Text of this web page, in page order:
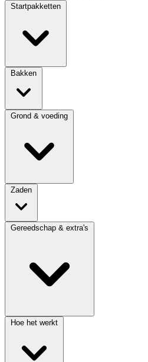
Startpakketten
Bakken
Grond & voeding
Zaden
Gereedschap & extra's
Hoe het werkt